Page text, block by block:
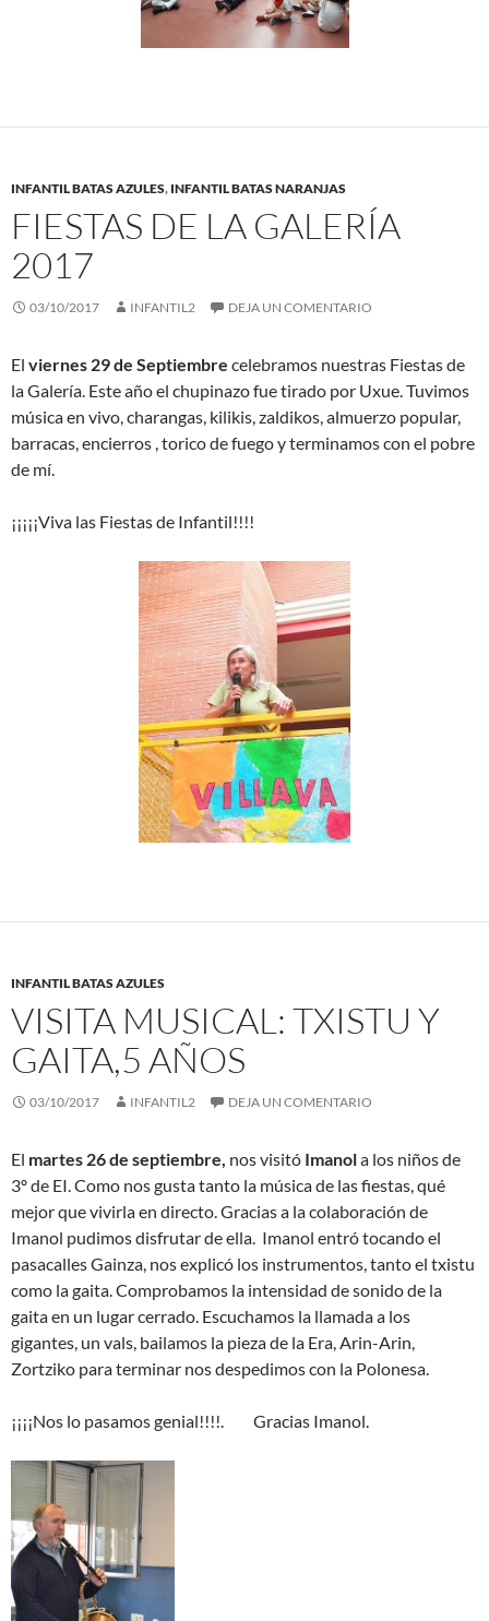
INFANTIL BATAS AZULES, INFANTIL BATAS NARANJAS
FIESTAS DE LA GALERÍA
2017
03/10/2017 INFANTIL2 DEJA UN COMENTARIO
El viernes 29 de Septiembre celebramos nuestras Fiestas de
la Galería. Este año el chupinazo fue tirado por Uxue. Tuvimos
música en vivo, charangas, kilikis, zaldikos, almuerzo popular,
barracas, encierros , torico de fuego y terminamos con el pobre
de mí.
¡¡¡¡¡Viva las Fiestas de Infantil!!!!
INFANTIL BATAS AZULES
VISITA MUSICAL: TXISTU Y
GAITA,5 AÑOS
03/10/2017 INFANTIL2 DEJA UN COMENTARIO
El martes 26 de septiembre, nos visitó Imanola los niños de
3º de EI. Como nos gusta tanto la música de las fiestas, qué
mejor que vivirla en directo. Gracias a la colaboración de
Imanol pudimos disfrutar de ella. Imanol entró tocando el
pasacalles Gainza, nos explicó los instrumentos, tanto el txistu
como la gaita. Comprobamos la intensidad de sonido de la
gaita en un lugar cerrado. Escuchamos la llamada a los
gigantes, un vals, bailamos la pieza de la Era, Arin-Arin,
Zortziko para terminar nos despedimos con la Polonesa.
¡¡¡¡Nos lo pasamos genial!!!!. Gracias Imanol.